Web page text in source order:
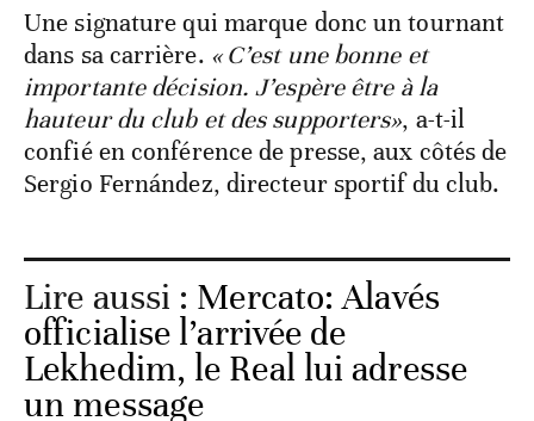
Une signature qui marque donc un tournant
dans sa carrière. « C’est une bonne et
importante décision. J’espère être à la
hauteur du club et des supporters», a-t-il
confié en conférence de presse, aux côtés de
Sergio Fernández, directeur sportif du club.
Lire aussi : Mercato: Alavés
officialise l’arrivée de
Lekhedim, le Real lui adresse
un message